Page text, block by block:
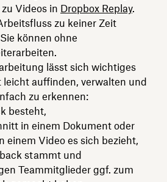
Videos in Dropbox Replay.
zu keiner Zeit
können ohne
lässt sich wichtiges
leicht auffinden, verwalten und
zu erkennen:
besteht,
in einem Dokument oder
einem Video es sich bezieht,
stammt und
Teammitglieder ggf. zum